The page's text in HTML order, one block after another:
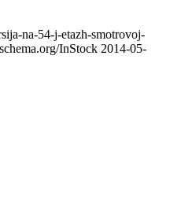
na-54-j-etazh-smotrovoj-
InStock 2014-05-